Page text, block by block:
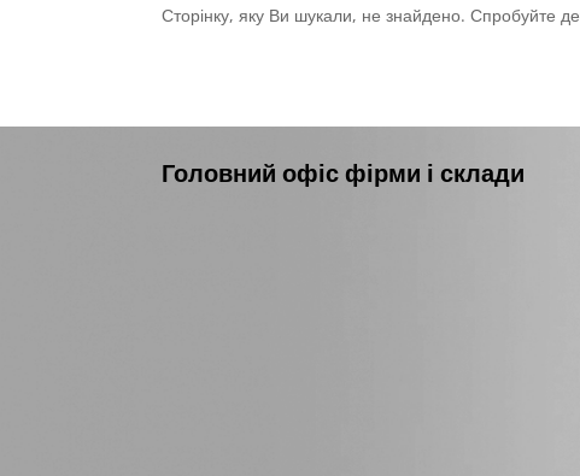
Сторінку, яку Ви шукали, не знайдено. Спробуйте
Головний офіс фірми і склади